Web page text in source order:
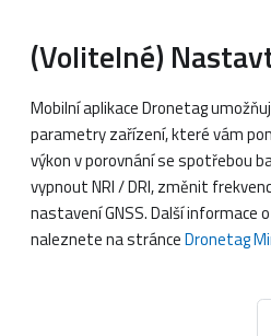
(Volitelné)
Mobilní aplikace Dronetag
parametry zařízení, které vám
výkon v porovnání se spotřebou
vypnout NRI / DRI, změnit
nastavení GNSS. Další informace
naleznete na stránceDronetag